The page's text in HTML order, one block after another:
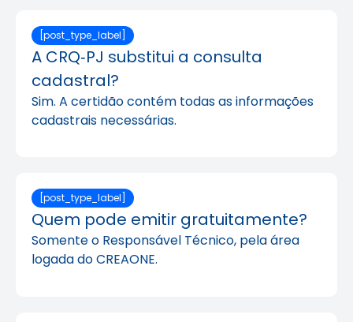
[post_type_label]
A CRQ‑PJ substitui a consulta
cadastral?
Sim. A certidão contém todas as informações
cadastrais necessárias.
[post_type_label]
Quem pode emitir gratuitamente?
Somente o Responsável Técnico, pela área
logada do CREAONE.